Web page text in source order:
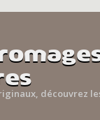
découvrez